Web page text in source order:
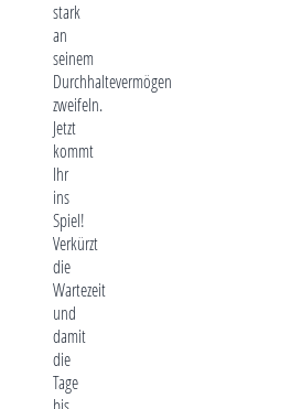
stark
an
seinem
Durchhaltevermögen
zweifeln.
Jetzt
kommt
Ihr
ins
Spiel!
Verkürzt
die
Wartezeit
und
damit
die
Tage